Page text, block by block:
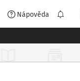
Nápověda